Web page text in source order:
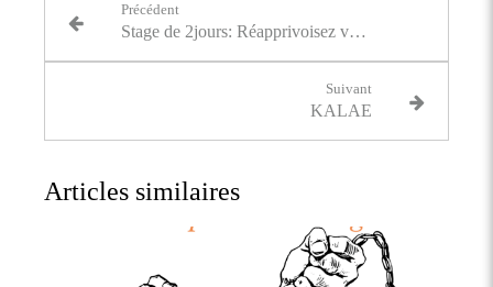
Précédent
Stage de 2jours: Réapprivoisez votre relation au sucre
Suivant
KALAE
Articles similaires